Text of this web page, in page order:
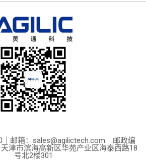
｜邮箱：sales@agilictech.com｜邮政编
津市滨海高新区华苑产业区海泰西路18
号北2楼301